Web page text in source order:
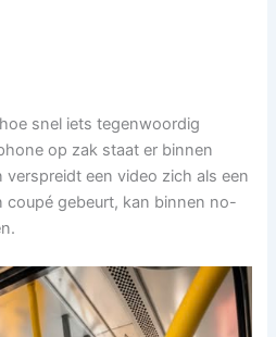
snel iets tegenwoordig
op zak staat er binnen
een video zich als een
coupé gebeurt, kan binnen no-